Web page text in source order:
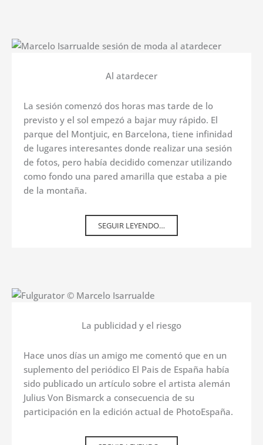
Al atardecer
La sesión comenzó dos horas mas tarde de lo
previsto y el sol empezó a bajar muy rápido. El
parque del Montjuic, en Barcelona, tiene infinidad
de lugares interesantes donde realizar una sesión
de fotos, pero había decidido comenzar utilizando
como fondo una pared amarilla que estaba a pie
de la montaña.
SEGUIR LEYENDO…
La publicidad y el riesgo
Hace unos días un amigo me comentó que en un
suplemento del periódico El Pais de España había
sido publicado un artículo sobre el artista alemán
Julius Von Bismarck a consecuencia de su
participación en la edición actual de PhotoEspaña.